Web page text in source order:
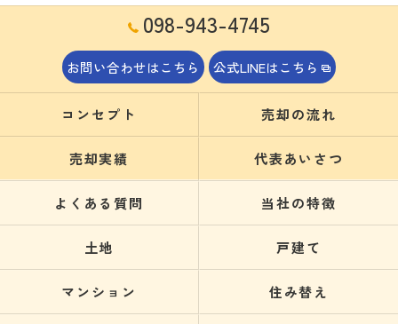
098-943-4745
お問い合わせはこちら 公式LINEはこちら
コンセプト 売却の流れ
売却実績 代表あいさつ
よくある質問 当社の特徴
土地 戸建て
マンション 住み替え